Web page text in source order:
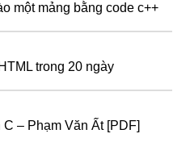
một mảng bằng code c++
trong 20 ngày
– Phạm Văn Ất [PDF]